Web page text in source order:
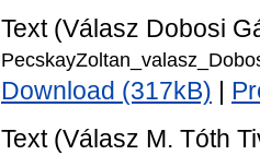
Text (Válasz Dobosi
Download (317kB)
Text (Válasz M. Tóth